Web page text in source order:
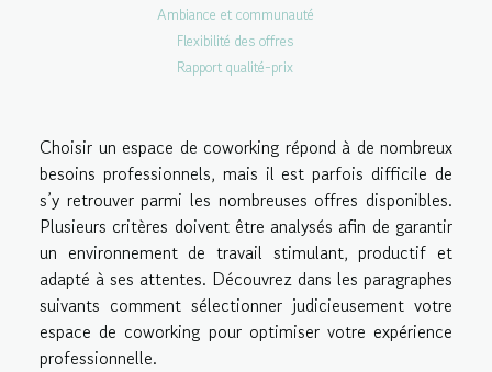
Ambiance et communauté
Flexibilité des offres
Rapport qualité-prix
Choisir un espace de coworking répond à de nombreux
besoins professionnels, mais il est parfois difficile de
s’y retrouver parmi les nombreuses offres disponibles.
Plusieurs critères doivent être analysés afin de garantir
un environnement de travail stimulant, productif et
adapté à ses attentes. Découvrez dans les paragraphes
suivants comment sélectionner judicieusement votre
espace de coworking pour optimiser votre expérience
professionnelle.